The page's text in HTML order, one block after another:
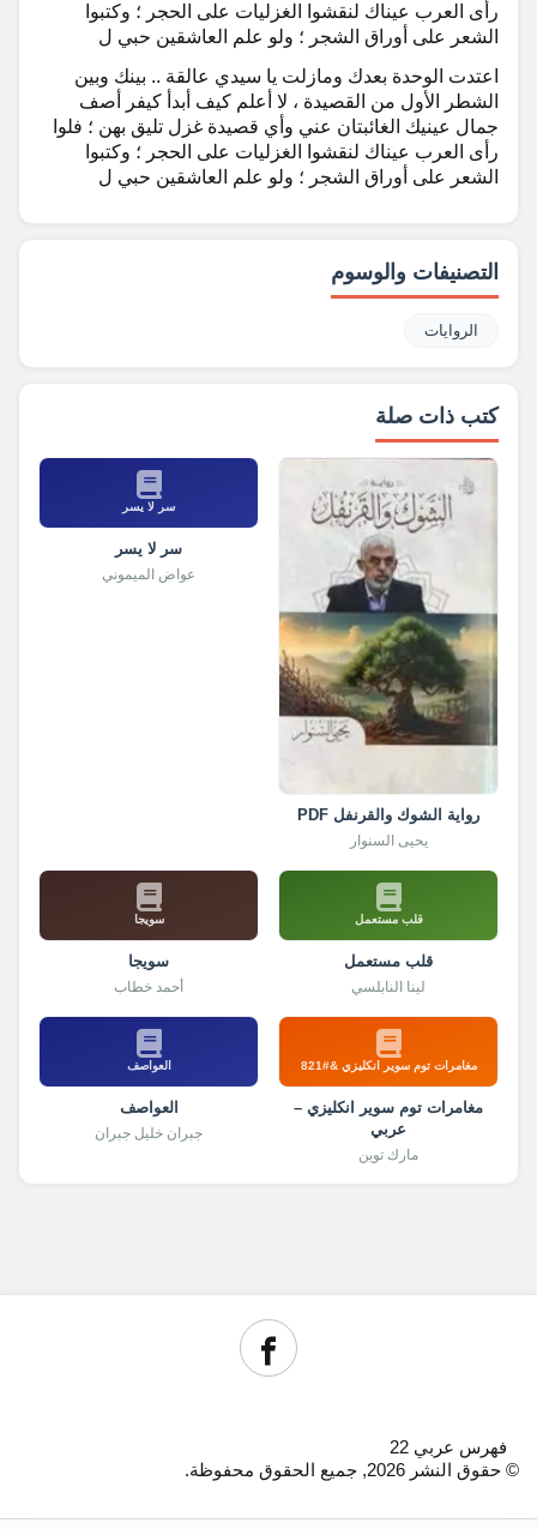
رأى العرب عيناك لنقشوا الغزليات على الحجر ؛ وكتبوا
الشعر على أوراق الشجر ؛ ولو علم العاشقين حبي ل
اعتدت الوحدة بعدك ومازلت يا سيدي عالقة .. بينك وبين
الشطر الأول من القصيدة ، لا أعلم كيف أبدأ كيفر أصف
جمال عينيك الغائبتان عني وأي قصيدة غزل تليق بهن ؛ فلوا
رأى العرب عيناك لنقشوا الغزليات على الحجر ؛ وكتبوا
الشعر على أوراق الشجر ؛ ولو علم العاشقين حبي ل
التصنيفات والوسوم
الروايات
كتب ذات صلة
رواية الشوك والقرنفل PDF
يحيى السنوار
سر لا يسر
سر لا يسر
عواض الميموني
قلب مستعمل
قلب مستعمل
لينا النابلسي
سويجا
سويجا
أحمد خطاب
مغامرات توم سوير انكليزي &#821
مغامرات توم سوير انكليزي –
عربي
مارك توين
العواصف
العواصف
جبران خليل جبران
فهرس عربي 22
© حقوق النشر 2026, جميع الحقوق محفوظة.